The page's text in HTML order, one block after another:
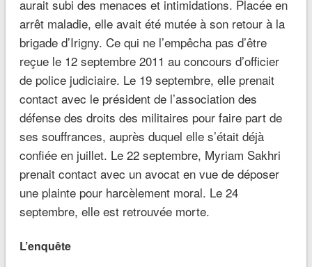
aurait subi des menaces et intimidations. Placée en
arrêt maladie, elle avait été mutée à son retour à la
brigade d’Irigny. Ce qui ne l’empêcha pas d’être
reçue le 12 septembre 2011 au concours d’officier
de police judiciaire. Le 19 septembre, elle prenait
contact avec le président de l’association des
défense des droits des militaires pour faire part de
ses souffrances, auprès duquel elle s’était déjà
confiée en juillet. Le 22 septembre, Myriam Sakhri
prenait contact avec un avocat en vue de déposer
une plainte pour harcèlement moral. Le 24
septembre, elle est retrouvée morte.
L’enquête